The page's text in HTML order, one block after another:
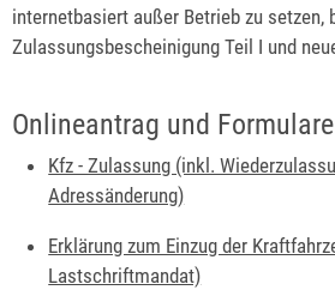
internetbasiert außer Betrieb zu setzen,
Zulassungsbescheinigung Teil I und
Onlineantrag und Formulare
Kfz - Zulassung (inkl.
Adressänderung)
Erklärung zum Einzug der
Lastschriftmandat)